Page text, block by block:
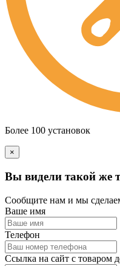
Более 100 установок
×
Вы видели такой же
Сообщите нам и мы
Ваше имя
Телефон
Ссылка на сайт с товаром